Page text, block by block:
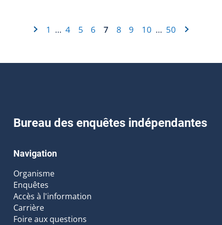
1 … 4 5 6 7 8 9 10 … 50
Bureau des enquêtes indépendantes
Navigation
Organisme
Enquêtes
Accès à l'information
Carrière
Foire aux questions